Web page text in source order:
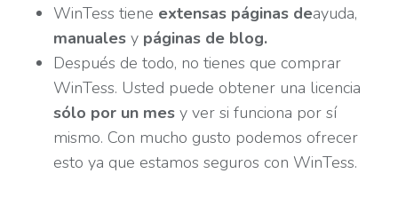
WinTess tiene extensas páginas deayuda,
manuales y páginas de blog.
Después de todo, no tienes que comprar
WinTess. Usted puede obtener una licencia
sólo por un mes y ver si funciona por sí
mismo. Con mucho gusto podemos ofrecer
esto ya que estamos seguros con WinTess.